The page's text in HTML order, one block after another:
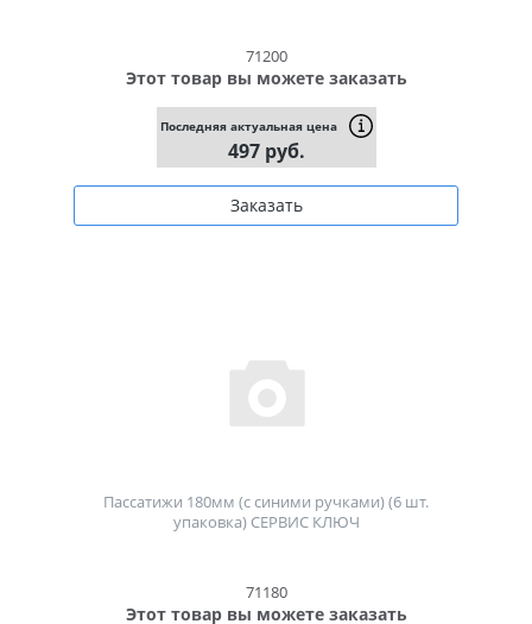
71200
Этот товар вы можете заказать
Последняя актуальная цена
497 руб.
Заказать
Пассатижи 180мм (с синими ручками) (6 шт.
упаковка) СЕРВИС КЛЮЧ
71180
Этот товар вы можете заказать